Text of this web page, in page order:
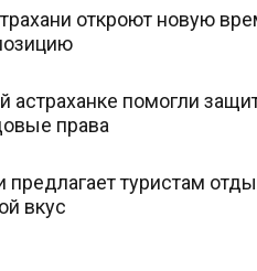
откроют новую
астраханке помогли
права
предлагает туристам
вкус